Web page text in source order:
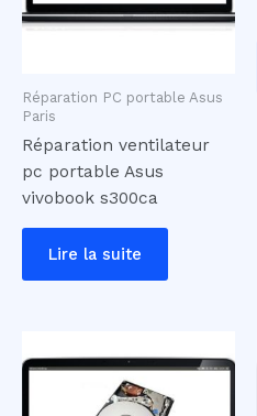
Réparation PC portable Asus
Paris
Réparation ventilateur
pc portable Asus
vivobook s300ca
Lire la suite